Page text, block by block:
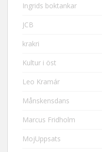
Ingrids boktankar
JCB
krakri
Kultur i öst
Leo Kramár
Månskensdans
Marcus Fridholm
MojUppsats